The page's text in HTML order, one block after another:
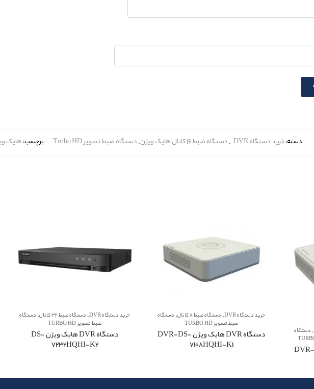
دسته:خرید دستگاه DVR ,دستگاه ضبط 16 کانال هایک ویژن ,دستگاه ضبط تصویر Turbo HD برچسب:هایک
,دستگاه
خرید دستگاه DVR ,دستگاه ضبط 8 کانال ,دستگاه
ضبط تصویر TURBO HD
دستگاه DVR هایک ویژن DVR-DS-
7108HQHI-K1
خرید دستگاه DVR ,دستگاه ضبط 32 کانال ,دستگاه
ضبط تصویر TURBO HD
دستگاه DVR هایک ویژن DS-
7232HQHI-K2